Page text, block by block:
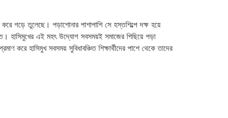
গড়ে তুলেছে। পড়াশোনার পাশাপাশি সে হস্তশিল্পে দক্ষ হয়ে
হাসিমুখের এই মহৎ উদ্যোগ সবসময়ই সমাজের পিছিয়ে পড়া
করে হাসিমুখ সবসময় সুবিধাবঞ্চিত শিক্ষার্থীদের পাশে থেকে তাদের